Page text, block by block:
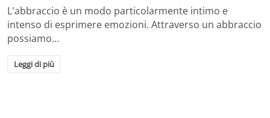
L'abbraccio è un modo particolarmente intimo e
intenso di esprimere emozioni. Attraverso un abbraccio
possiamo…
Leggi di più